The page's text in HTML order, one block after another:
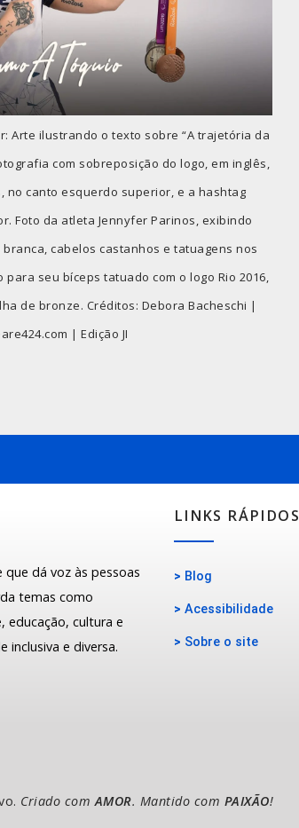
Arte ilustrando o texto sobre “A trajetória da
com sobreposição do logo, em inglês,
no canto esquerdo superior, e a hashtag
Foto da atleta Jennyfer Parinos, exibindo
cabelos castanhos e tatuagens nos
seu bíceps tatuado com o logo Rio 2016,
de bronze. Créditos: Debora Bacheschi |
| Edição JI
dá voz às pessoas
temas como
educação, cultura e
inclusiva e diversa.
LINKS RÁPIDOS
> Blog
> Acessibilidade
> Sobre o site
Criado comAMOR. Mantido com PAIXÃO!